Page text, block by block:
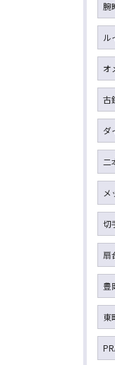
腕
ル
オ
古
ダ
二
メ
切
扇
豊
東